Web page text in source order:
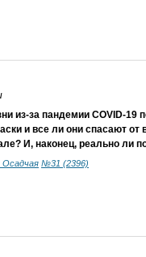
из-за пандемии COVID-
и все ли они спасают от
И, наконец, реально ли
№31 (2396)